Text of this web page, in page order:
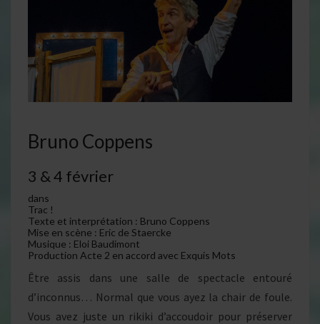
Bruno Coppens
3 & 4 février
dans
Trac !
Texte et interprétation : Bruno Coppens
Mise en scène : Eric de Staercke
Musique : Eloi Baudimont
Production Acte 2 en accord avec Exquis Mots
Être assis dans une salle de spectacle entouré
d’inconnus… Normal que vous ayez la chair de foule.
Vous avez juste un rikiki d’accoudoir pour préserver